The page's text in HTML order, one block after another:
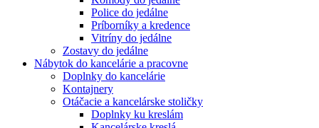
Police do jedálne
Príborníky a kredence
Vitríny do jedálne
Zostavy do jedálne
Nábytok do kancelárie a pracovne
Doplnky do kancelárie
Kontajnery
Otáčacie a kancelárske stoličky
Doplnky ku kreslám